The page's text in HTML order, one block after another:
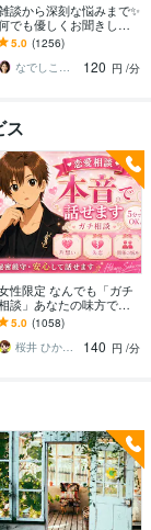
談から深刻な悩みまで✨
でも優しくお聞きしま
恋愛・人間関係・仕
事・職場・家族✅どんな事
も受け止めます❗
5.0 (1256)
なでしこママ ✿ 幸せ案内人
120 円 /分
ス
性限定 なんでも「ガチ
談」あなたの味方で話
す 男性目線で、あなた
の恋の“答え”を言葉にしま
。
5.0 (1058)
桜井 ひかる｜経験豊富の恋愛相談室
140 円 /分